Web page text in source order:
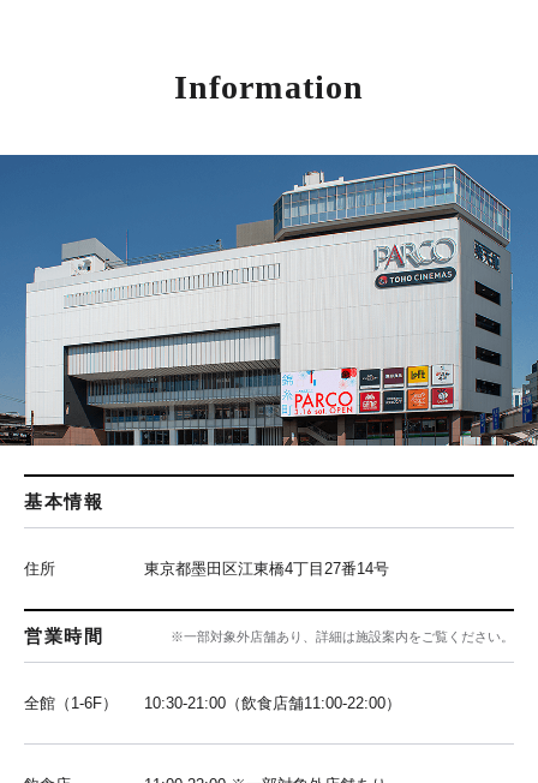
Information
基本情報
住所 東京都墨田区江東橋4丁目27番14号
営業時間 ※一部対象外店舗あり、詳細は施設案内をご覧ください。
全館（1-6F） 10:30-21:00（飲食店舗11:00-22:00）